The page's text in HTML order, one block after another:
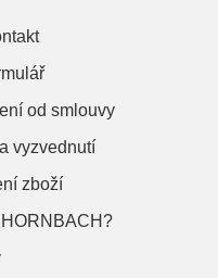
od smlouvy
vyzvednutí
zboží